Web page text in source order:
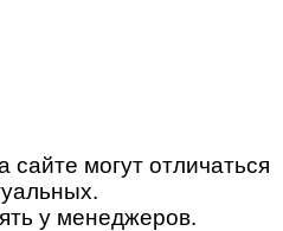
могут отличаться
у менеджеров.